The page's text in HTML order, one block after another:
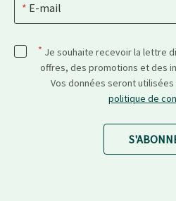
E-mail
* Je souhaite recevoir la lettre
offres, des promotions et des
Vos données seront
politique de